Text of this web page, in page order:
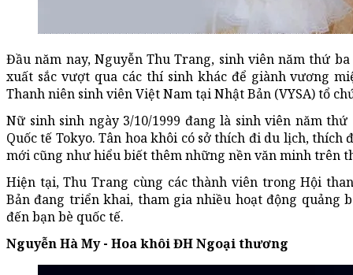
Đầu năm nay, Nguyễn Thu Trang, sinh viên năm thứ
xuất sắc vượt qua các thí sinh khác để giành vương
Thanh niên sinh viên Việt Nam tại Nhật Bản (VYSA) tổ
Nữ sinh sinh ngày 3/10/1999 đang là sinh viên năm
Quốc tế Tokyo. Tân hoa khôi có sở thích đi du lịch,
mới cũng như hiểu biết thêm những nền văn minh trên
Hiện tại, Thu Trang cùng các thành viên trong Hội
Bản đang triển khai, tham gia nhiều hoạt động quảng
đến bạn bè quốc tế.
Nguyễn Hà My - Hoa khôi ĐH Ngoại thương